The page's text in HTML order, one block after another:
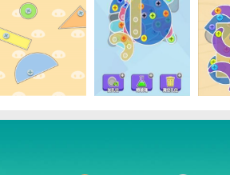
年龄大小，都可以快速浸入水中。
：每次你通过一个关卡，都会有一
游戏的同时获得有形的奖励。
卡设计：数百个关卡，每个关卡都